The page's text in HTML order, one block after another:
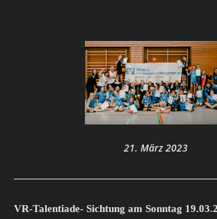
21. März 2023
VR-Talentiade- Sichtung am Sonntag